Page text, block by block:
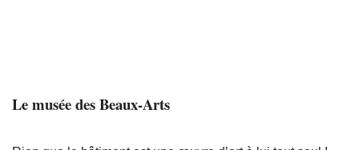
Le musée des Beaux-Arts